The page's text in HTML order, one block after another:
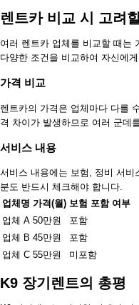
렌트카 비교 시 고려
여러 렌트카 업체를 비교할 때는
다양한 조건을 비교하여 자신에
가격 비교
렌트카의 가격은 업체마다 다를
격 차이가 발생하므로 여러 군데
서비스 내용
서비스 내용에는 보험, 정비 서
분도 반드시 체크해야 합니다.
업체명 가격(월) 보험 포함 여부
업체 A 50만원
포함
업체 B 45만원
포함
업체 C 55만원 미포함
K9 장기렌트의 총평